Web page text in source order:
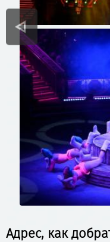
Адрес, как